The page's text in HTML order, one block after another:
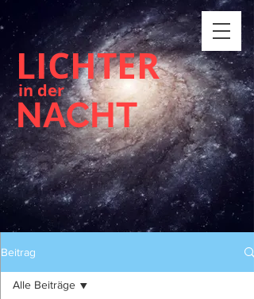
LICHTER
in der
NACHT
Beitrag
Alle Beiträge